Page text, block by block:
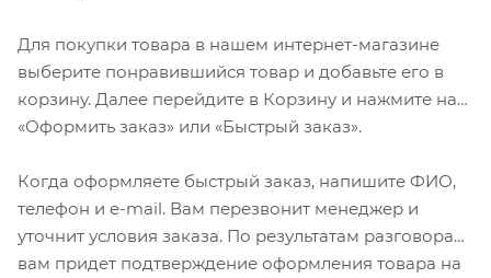
Для покупки товара в нашем интернет-магазине
выберите понравившийся товар и добавьте его в
корзину. Далее перейдите в Корзину и нажмите на
«Оформить заказ» или «Быстрый заказ».
Когда оформляете быстрый заказ, напишите ФИО,
телефон и e-mail. Вам перезвонит менеджер и
уточнит условия заказа. По результатам разговора
вам придет подтверждение оформления товара на